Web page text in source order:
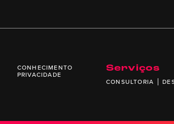
CONHECIMENTO
PRIVACIDADE
Serviços
CONSULTORIA